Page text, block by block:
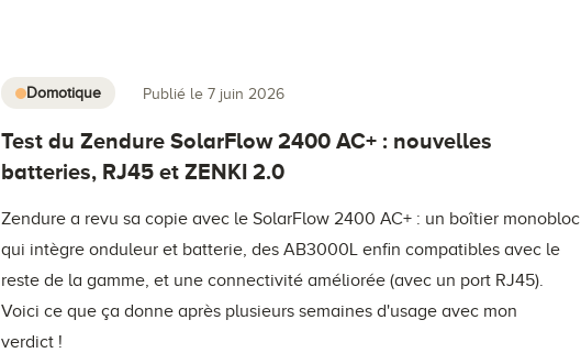
Domotique Publié le 7 juin 2026
Test du Zendure SolarFlow 2400 AC+ : nouvelles
batteries, RJ45 et ZENKI 2.0
Zendure a revu sa copie avec le SolarFlow 2400 AC+ : un boîtier monobloc
qui intègre onduleur et batterie, des AB3000L enfin compatibles avec le
reste de la gamme, et une connectivité améliorée (avec un port RJ45).
Voici ce que ça donne après plusieurs semaines d'usage avec mon
verdict !